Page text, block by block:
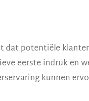
potentiële
eerste indruk en
kunnen